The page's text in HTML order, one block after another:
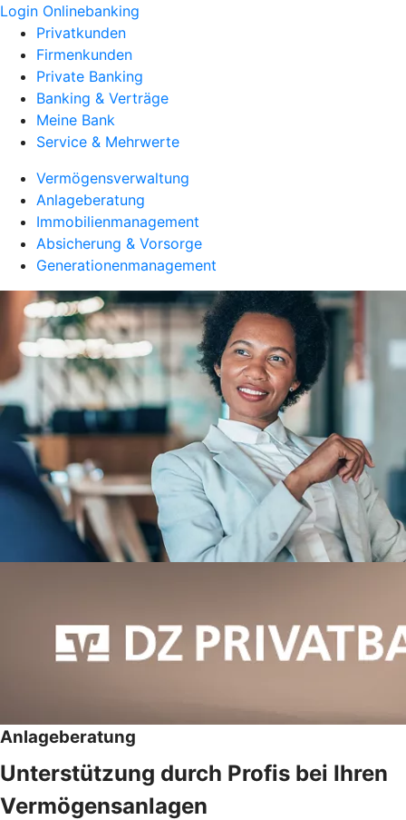
Login Onlinebanking
Privatkunden
Firmenkunden
Private Banking
Banking & Verträge
Meine Bank
Service & Mehrwerte
Vermögensverwaltung
Anlageberatung
Immobilienmanagement
Absicherung & Vorsorge
Generationenmanagement
Anlageberatung
Unterstützung durch Profis bei Ihren
Vermögensanlagen